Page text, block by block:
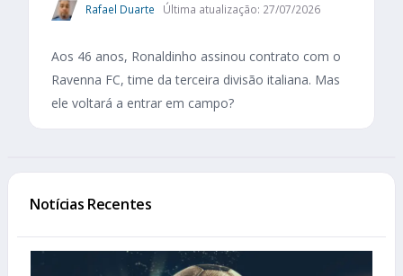
Rafael Duarte Última atualização: 27/07/2026
Aos 46 anos, Ronaldinho assinou contrato com o
Ravenna FC, time da terceira divisão italiana. Mas
ele voltará a entrar em campo?
Notícias Recentes